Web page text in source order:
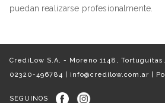
puedan realizarse profesionalmente.
CrediLow S.A. - Moreno 1148,
02320-496784 | info@credilow.com.ar
SEGUINOS